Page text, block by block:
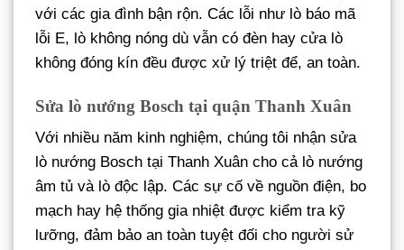
với các gia đình bận rộn. Các lỗi như lò báo mã
lỗi E, lò không nóng dù vẫn có đèn hay cửa lò
không đóng kín đều được xử lý triệt để, an toàn.
Sửa lò nướng Bosch tại quận Thanh Xuân
Với nhiều năm kinh nghiệm, chúng tôi nhận sửa
lò nướng Bosch tại Thanh Xuân cho cả lò nướng
âm tủ và lò độc lập. Các sự cố về nguồn điện, bo
mạch hay hệ thống gia nhiệt được kiểm tra kỹ
lưỡng, đảm bảo an toàn tuyệt đối cho người sử